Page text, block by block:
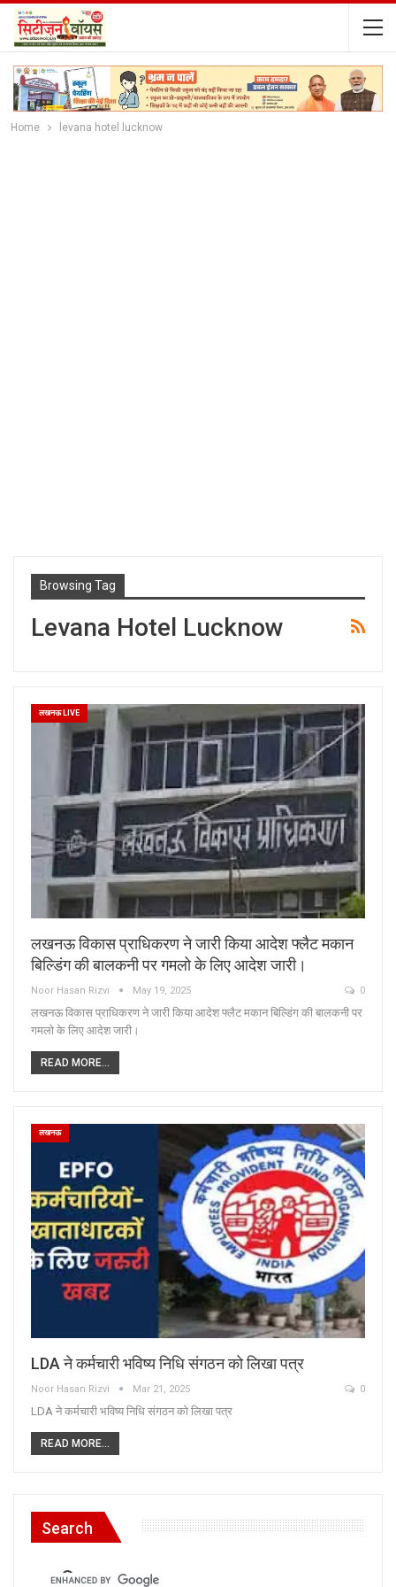
Home levana hotel lucknow
Browsing Tag
Levana Hotel Lucknow
लखनऊ LIVE
लखनऊ विकास प्राधिकरण ने जारी किया आदेश फ्लैट मकान
बिल्डिंग की बालकनी पर गमलो के लिए आदेश जारी।
Noor Hasan Rizvi May 19, 2025 0
लखनऊ विकास प्राधिकरण ने जारी किया आदेश फ्लैट मकान बिल्डिंग की बालकनी पर
गमलो के लिए आदेश जारी।
READ MORE...
लखनऊ
LDA ने कर्मचारी भविष्य निधि संगठन को लिखा पत्र
Noor Hasan Rizvi Mar 21, 2025 0
LDA ने कर्मचारी भविष्य निधि संगठन को लिखा पत्र
READ MORE...
Search